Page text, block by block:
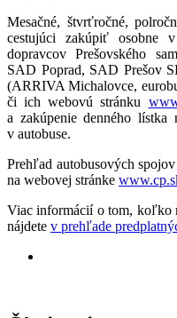
Mesačné, štvrťročné,
cestujúci zakúpiť osobne
dopravcov Prešovského
SAD Poprad, SAD Prešov
(ARRIVA Michalovce,
či ich webovú stránku
a zakúpenie denného
v autobuse.
Prehľad autobusových
na webovej stránke
Viac informácií o tom, koľko
nájdete v prehľade